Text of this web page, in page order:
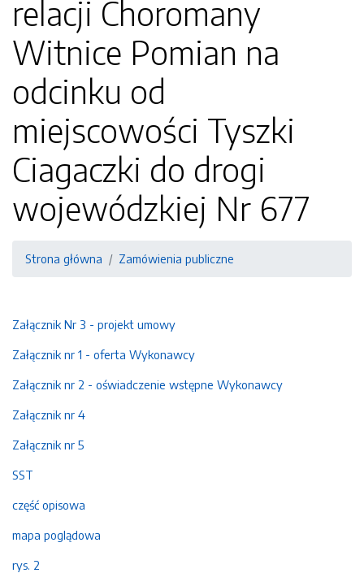
relacji Choromany
Witnice Pomian na
odcinku od
miejscowości Tyszki
Ciagaczki do drogi
wojewódzkiej Nr 677
Strona główna Zamówienia publiczne
Załącznik Nr 3 - projekt umowy
Załącznik nr 1 - oferta Wykonawcy
Załącznik nr 2 - oświadczenie wstępne Wykonawcy
Załącznik nr 4
Załącznik nr 5
SST
część opisowa
mapa poglądowa
rys. 2